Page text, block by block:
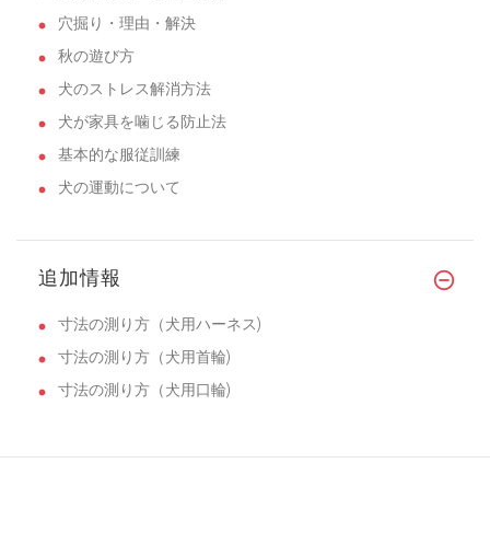
穴掘り・理由・解決
秋の遊び方
犬のストレス解消方法
犬が家具を噛じる防止法
基本的な服従訓練
犬の運動について
追加情報
寸法の測り方（犬用ハーネス)
寸法の測り方（犬用首輪)
寸法の測り方（犬用口輪)